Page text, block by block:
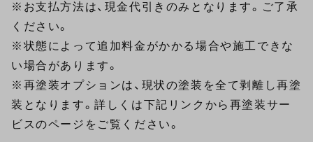
※お支払方法は、現金代引きのみとなります。ご了承
ください。
※状態によって追加料金がかかる場合や施工できな
い場合があります。
※再塗装オプションは、現状の塗装を全て剥離し再塗
装となります。詳しくは下記リンクから再塗装サー
ビスのページをご覧ください。